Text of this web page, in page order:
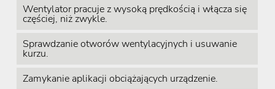
Wentylator pracuje z wysoką prędkością i włącza się
częściej, niż zwykle.
Sprawdzanie otworów wentylacyjnych i usuwanie
kurzu.
Zamykanie aplikacji obciążających urządzenie.